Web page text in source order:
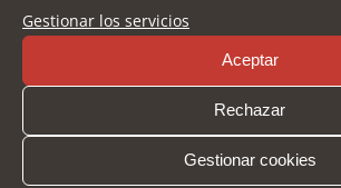
Gestionar los servicios
Aceptar
Rechazar
Gestionar cookies
Otras actividades y encuentros
Asimismo, el salón cuenta con un
encuentran, además del I Foro
Hostelería que tiene lugar mañana,